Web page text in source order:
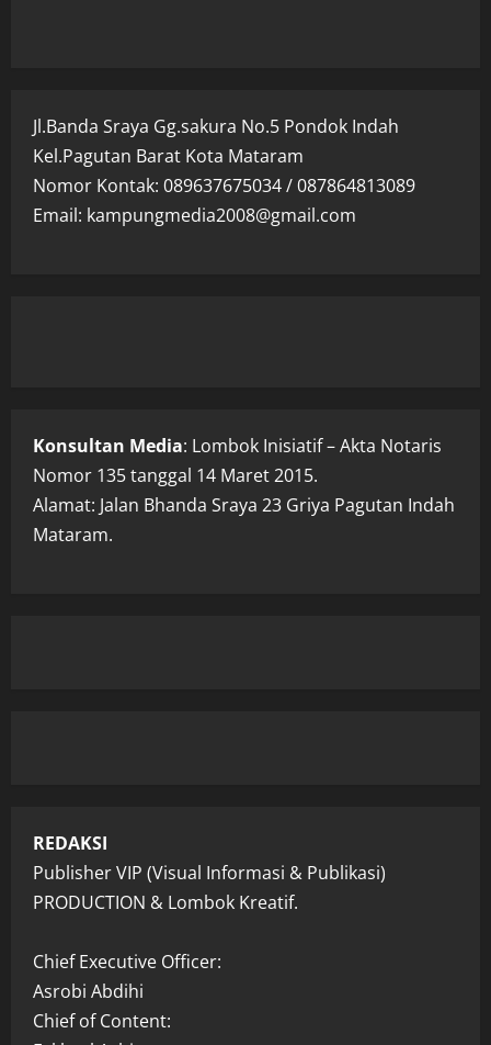
Jl.Banda Sraya Gg.sakura No.5 Pondok Indah
Kel.Pagutan Barat Kota Mataram
Nomor Kontak: 089637675034 / 087864813089
Email: kampungmedia2008@gmail.com
Konsultan Media: Lombok Inisiatif – Akta Notaris
Nomor 135 tanggal 14 Maret 2015.
Alamat: Jalan Bhanda Sraya 23 Griya Pagutan Indah
Mataram.
REDAKSI
Publisher VIP (Visual Informasi & Publikasi)
PRODUCTION & Lombok Kreatif.
Chief Executive Officer:
Asrobi Abdihi
Chief of Content: